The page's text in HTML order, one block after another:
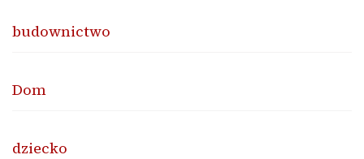
budownictwo
Dom
dziecko